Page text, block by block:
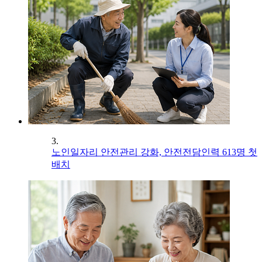
3.
노인일자리 안전관리 강화, 안전전담인력 613명 첫
배치